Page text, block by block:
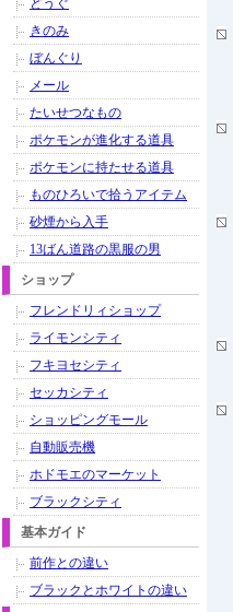
どうぐ
きのみ
ぼんぐり
メール
たいせつなもの
ポケモンが進化する道具
ポケモンに持たせる道具
ものひろいで拾うアイテム
砂煙から入手
13ばん道路の黒服の男
ショップ
フレンドリィショップ
ライモンシティ
フキヨセシティ
セッカシティ
ショッピングモール
自動販売機
ホドモエのマーケット
ブラックシティ
基本ガイド
前作との違い
ブラックとホワイトの違い